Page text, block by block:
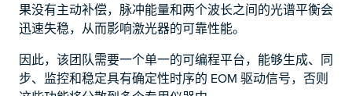
果没有主动补偿，脉冲能量和两个波长之间的光谱平衡会
迅速失稳，从而影响激光器的可靠性能。
因此，该团队需要一个单一的可编程平台，能够生成、同
步、监控和稳定具有确定性时序的 EOM 驱动信号，否则